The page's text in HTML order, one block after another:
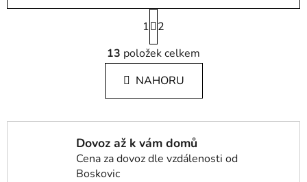
O
v
l
á
d
a
í
p
S
t
r
á
n
k
á
í
1
2
13 položek celkem
NAHORU
Dovoz až k vám domů
Cena za dovoz dle vzdálenosti od
Boskovic